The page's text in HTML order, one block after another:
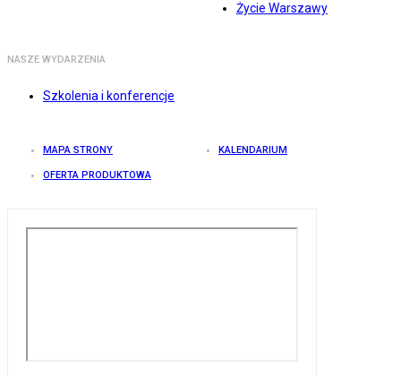
Życie Warszawy
NASZE WYDARZENIA
Szkolenia i konferencje
MAPA STRONY KALENDARIUM
OFERTA PRODUKTOWA